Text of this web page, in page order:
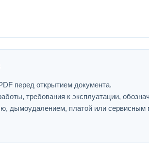
перед открытием документа.
требования к эксплуатации,
дымоудалением, платой или